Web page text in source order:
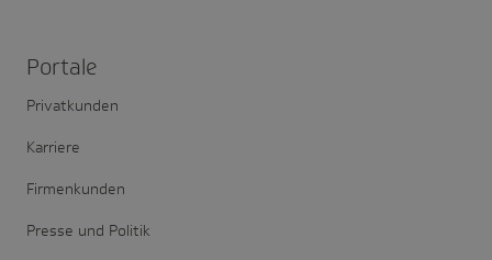
Portale
Privatkunden
Karriere
Firmenkunden
Presse und Politik